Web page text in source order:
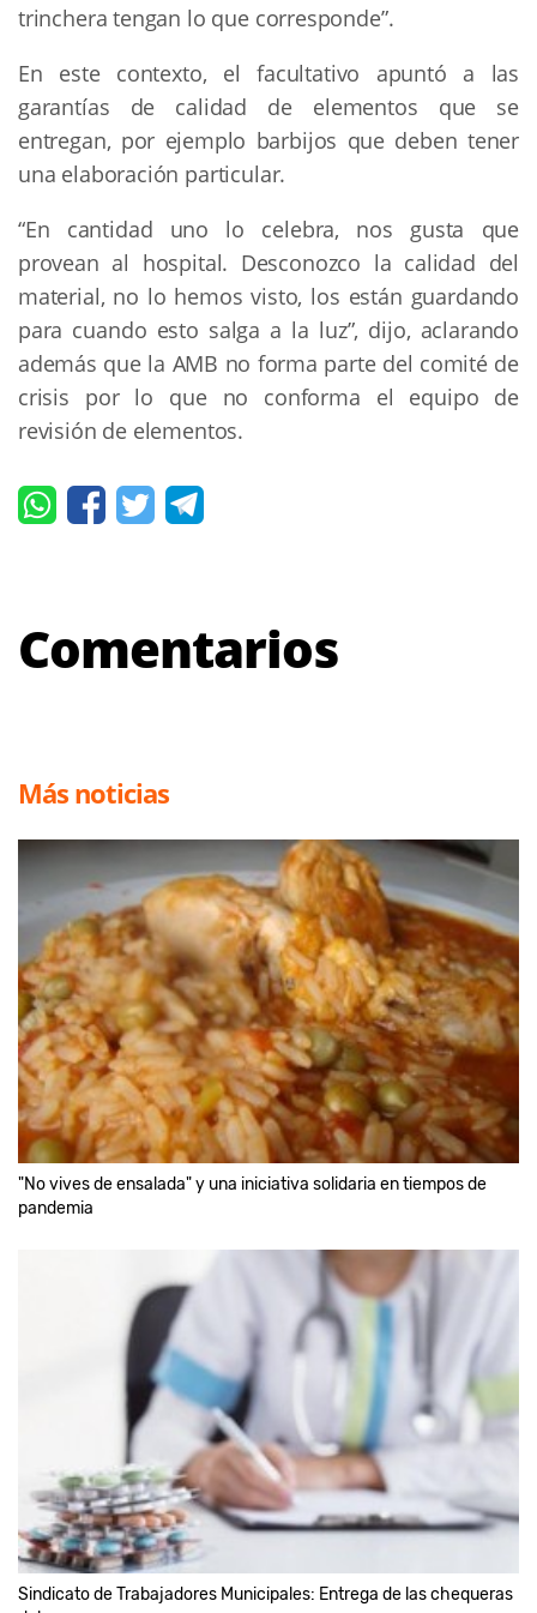
trinchera tengan lo que corresponde”.
En este contexto, el facultativo apuntó a las
garantías de calidad de elementos que se
entregan, por ejemplo barbijos que deben tener
una elaboración particular.
“En cantidad uno lo celebra, nos gusta que
provean al hospital. Desconozco la calidad del
material, no lo hemos visto, los están guardando
para cuando esto salga a la luz”, dijo, aclarando
además que la AMB no forma parte del comité de
crisis por lo que no conforma el equipo de
revisión de elementos.
Comentarios
Más noticias
"No vives de ensalada" y una iniciativa solidaria en tiempos de
pandemia
Sindicato de Trabajadores Municipales: Entrega de las chequeras